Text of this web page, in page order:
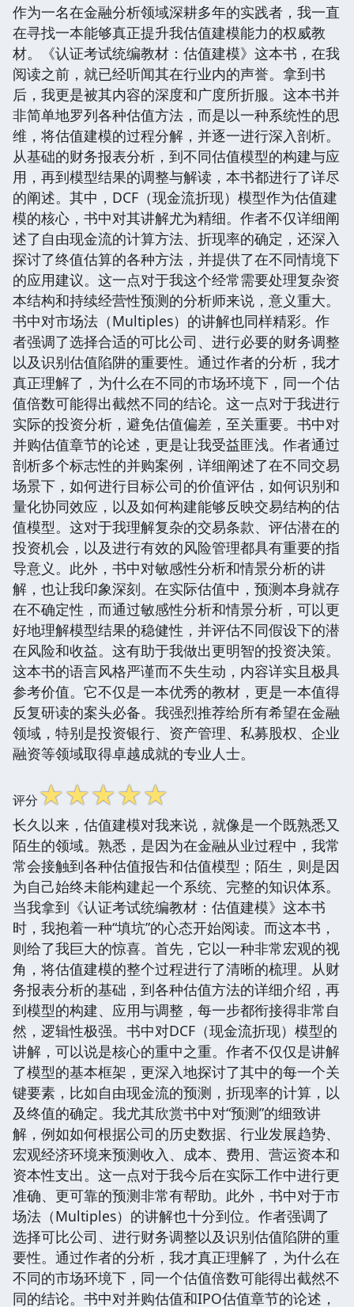
作为一名在金融分析领域深耕多年的实践者，我一直
在寻找一本能够真正提升我估值建模能力的权威教
材。《认证考试统编教材：估值建模》这本书，在我
阅读之前，就已经听闻其在行业内的声誉。拿到书
后，我更是被其内容的深度和广度所折服。这本书并
非简单地罗列各种估值方法，而是以一种系统性的思
维，将估值建模的过程分解，并逐一进行深入剖析。
从基础的财务报表分析，到不同估值模型的构建与应
用，再到模型结果的调整与解读，本书都进行了详尽
的阐述。其中，DCF（现金流折现）模型作为估值建
模的核心，书中对其讲解尤为精细。作者不仅详细阐
述了自由现金流的计算方法、折现率的确定，还深入
探讨了终值估算的各种方法，并提供了在不同情境下
的应用建议。这一点对于我这个经常需要处理复杂资
本结构和持续经营性预测的分析师来说，意义重大。
书中对市场法（Multiples）的讲解也同样精彩。作
者强调了选择合适的可比公司、进行必要的财务调整
以及识别估值陷阱的重要性。通过作者的分析，我才
真正理解了，为什么在不同的市场环境下，同一个估
值倍数可能得出截然不同的结论。这一点对于我进行
实际的投资分析，避免估值偏差，至关重要。书中对
并购估值章节的论述，更是让我受益匪浅。作者通过
剖析多个标志性的并购案例，详细阐述了在不同交易
场景下，如何进行目标公司的价值评估，如何识别和
量化协同效应，以及如何构建能够反映交易结构的估
值模型。这对于我理解复杂的交易条款、评估潜在的
投资机会，以及进行有效的风险管理都具有重要的指
导意义。此外，书中对敏感性分析和情景分析的讲
解，也让我印象深刻。在实际估值中，预测本身就存
在不确定性，而通过敏感性分析和情景分析，可以更
好地理解模型结果的稳健性，并评估不同假设下的潜
在风险和收益。这有助于我做出更明智的投资决策。
这本书的语言风格严谨而不失生动，内容详实且极具
参考价值。它不仅是一本优秀的教材，更是一本值得
反复研读的案头必备。我强烈推荐给所有希望在金融
领域，特别是投资银行、资产管理、私募股权、企业
融资等领域取得卓越成就的专业人士。
评分☆☆☆☆☆
长久以来，估值建模对我来说，就像是一个既熟悉又
陌生的领域。熟悉，是因为在金融从业过程中，我常
常会接触到各种估值报告和估值模型；陌生，则是因
为自己始终未能构建起一个系统、完整的知识体系。
当我拿到《认证考试统编教材：估值建模》这本书
时，我抱着一种“填坑”的心态开始阅读。而这本书，
则给了我巨大的惊喜。首先，它以一种非常宏观的视
角，将估值建模的整个过程进行了清晰的梳理。从财
务报表分析的基础，到各种估值方法的详细介绍，再
到模型的构建、应用与调整，每一步都衔接得非常自
然，逻辑性极强。书中对DCF（现金流折现）模型的
讲解，可以说是核心的重中之重。作者不仅仅是讲解
了模型的基本框架，更深入地探讨了其中的每一个关
键要素，比如自由现金流的预测，折现率的计算，以
及终值的确定。我尤其欣赏书中对“预测”的细致讲
解，例如如何根据公司的历史数据、行业发展趋势、
宏观经济环境来预测收入、成本、费用、营运资本和
资本性支出。这一点对于我今后在实际工作中进行更
准确、更可靠的预测非常有帮助。此外，书中对于市
场法（Multiples）的讲解也十分到位。作者强调了
选择可比公司、进行财务调整以及识别估值陷阱的重
要性。通过作者的分析，我才真正理解了，为什么在
不同的市场环境下，同一个估值倍数可能得出截然不
同的结论。书中对并购估值和IPO估值章节的论述，